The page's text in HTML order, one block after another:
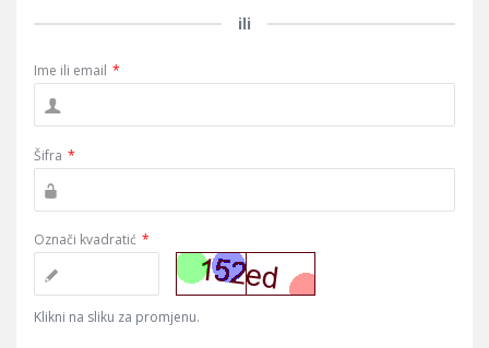
ili
Ime ili email *
Šifra *
Označi kvadratić *
Klikni na sliku za promjenu.